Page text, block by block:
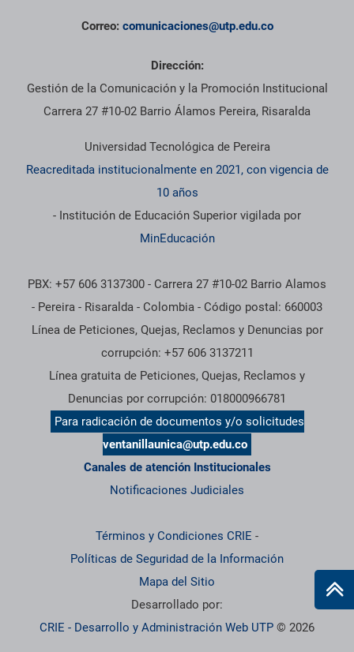
Correo: comunicaciones@utp.edu.co
Dirección:
Gestión de la Comunicación y la Promoción Institucional
Carrera 27 #10-02 Barrio Álamos Pereira, Risaralda
Universidad Tecnológica de Pereira
Reacreditada institucionalmente en 2021, con vigencia de
10 años
- Institución de Educación Superior vigilada por
MinEducación
PBX: +57 606 3137300 - Carrera 27 #10-02 Barrio Alamos
- Pereira - Risaralda - Colombia - Código postal: 660003
Línea de Peticiones, Quejas, Reclamos y Denuncias por
corrupción: +57 606 3137211
Línea gratuita de Peticiones, Quejas, Reclamos y
Denuncias por corrupción: 018000966781
Para radicación de documentos y/o solicitudes
ventanillaunica@utp.edu.co
Canales de atención Institucionales
Notificaciones Judiciales
Términos y Condiciones CRIE -
Políticas de Seguridad de la Información
Mapa del Sitio
Desarrollado por:
CRIE - Desarrollo y Administración Web UTP © 2026